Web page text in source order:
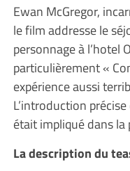
Ewan McGregor,
le film addresse le
personnage à l’hotel
particulièrement «
expérience aussi
L’introduction
était impliqué dans
La description du